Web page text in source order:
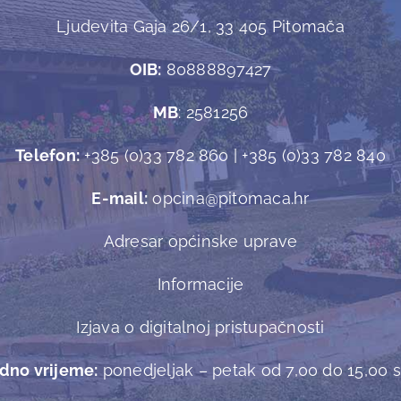
Ljudevita Gaja 26/1, 33 405 Pitomača
OIB: 80888897427
MB: 2581256
Telefon:+385 (0)33 782 860 | +385 (0)33 782 840
E-mail: opcina@pitomaca.hr
Adresar općinske uprave
Informacije
Izjava o digitalnoj pristupačnosti
vrijeme:ponedjeljak – petak od 7,00 do 15,00